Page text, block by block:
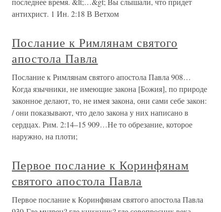
антихрист. 1 Ин. 2:18 В Ветхом
Послание к Римлянам святого
апостола Павла
Послание к Римлянам святого апостола Павла 908…
Когда язычники, не имеющие закона [Божия], по природе
законное делают, то, не имея закона, они сами себе закон:
/ они показывают, что дело закона у них написано в
сердцах. Рим. 2:14–15 909…Не то обрезание, которое
наружно, на плоти;
Первое послание к Коринфянам
святого апостола Павла
Первое послание к Коринфянам святого апостола Павла